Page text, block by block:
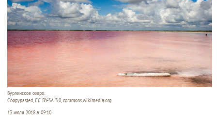
Бурлинское озеро.
Coopypasted, CC BY-SA 3.0, commons.wikimedia.org
13 июля 2018 в 09:10